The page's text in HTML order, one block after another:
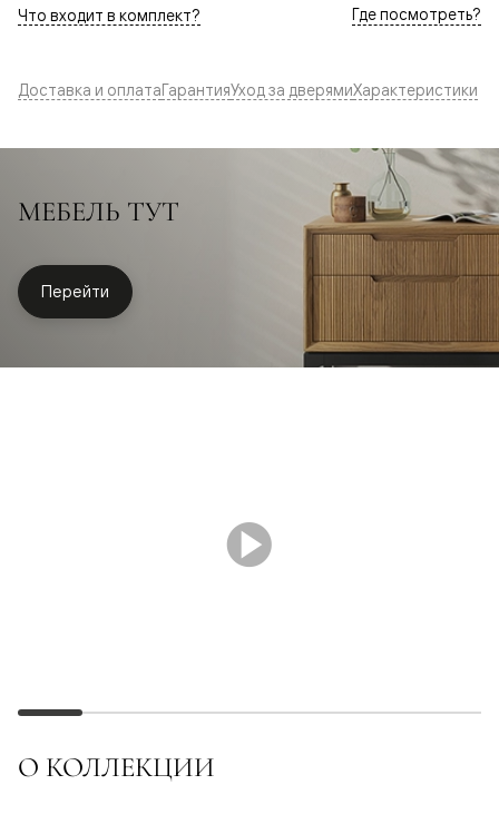
Что входит в комплект? Где посмотреть?
Доставка и оплатаГарантияУход за дверямиХарактеристики
МЕБЕЛЬ ТУТ
Перейти
О КОЛЛЕКЦИИ